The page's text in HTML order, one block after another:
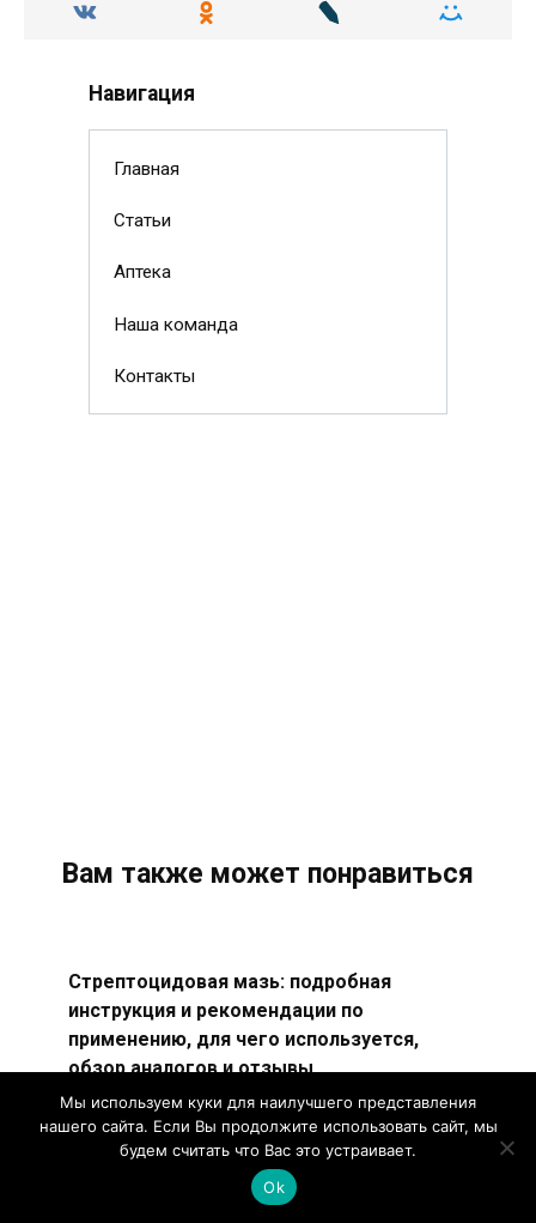
Навигация
Главная
Статьи
Аптека
Наша команда
Контакты
Вам также может понравиться
Стрептоцидовая мазь: подробная
инструкция и рекомендации по
применению, для чего используется,
обзор аналогов и отзывы
Стрептоцидовая мазь — лекарственное
средство, активно использующееся в
дерматологической практике.
Мы используем куки для наилучшего представления
нашего сайта. Если Вы продолжите использовать сайт, мы
будем считать что Вас это устраивает.
Ok